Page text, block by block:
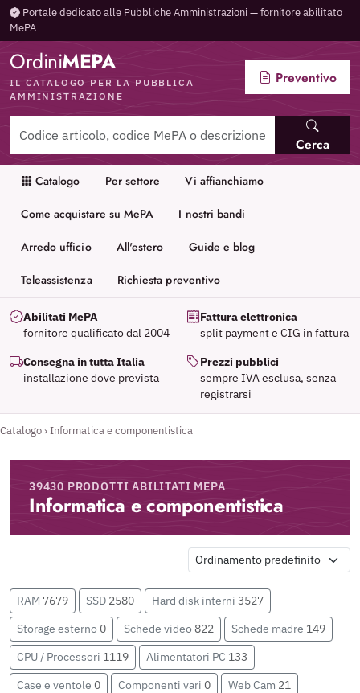
Portale dedicato alle Pubbliche Amministrazioni — fornitore abilitato
MePA
OrdiniMEPA
IL CATALOGO PER LA PUBBLICA
AMMINISTRAZIONE
Cerca
Preventivo
Catalogo Per settore Vi affianchiamo
Come acquistare su MePA I nostri bandi
Arredo ufficio All'estero Guide e blog
Teleassistenza Richiesta preventivo
Abilitati MePA
fornitore qualificato dal 2004
Fattura elettronica
split payment e CIG in fattura
Consegna in tutta Italia
installazione dove prevista
Prezzi pubblici
sempre IVA esclusa, senza
registrarsi
Catalogo›Informatica e componentistica
39430 PRODOTTI ABILITATI MEPA
Informatica e componentistica
RAM 7679 SSD 2580 Hard disk interni 3527
Storage esterno 0 Schede video 822 Schede madre 149
CPU / Processori 1119 Alimentatori PC 133
Case e ventole 0 Componenti vari 0 Web Cam 21